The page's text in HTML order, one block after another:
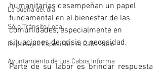
La buena del día
Sólo Tránsito Local
Reportajes Especiales Al Cabo Notic
Ayuntamiento de Los Cabos Informa
humanitarias desempeñan un papel
fundamental en el bienestar de las
comunidades, especialmente en
situaciones de crisis o necesidad.
Parte de su labor es brindar respuesta